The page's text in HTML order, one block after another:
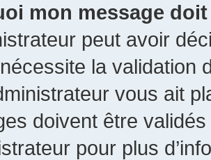
mon message
peut avoir
la validation
vous ait
doivent être
pour plus